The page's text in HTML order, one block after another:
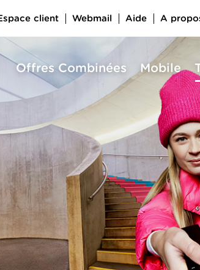
Offres Combinées Mobile
client Webmail Aide A